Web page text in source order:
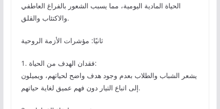
الحياة المادية اليومية، مما يسبب الشعور بالفراغ العاطفي
والاكتئاب والقلق.
ثانيًا: مؤشرات الأزمة الروحية
1. فقدان الهدف من الحياة:
يشعر الشباب والطلاب بعدم وجود هدف واضح لحياتهم، ويميلون
إلى اتباع التيار دون فهم عميق لغاية حياتهم.